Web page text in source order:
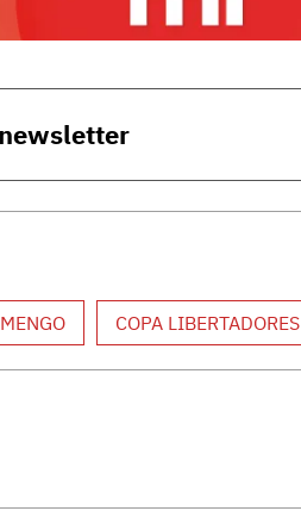
COPA LIBERTADORES